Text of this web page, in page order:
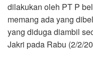
dilakukan oleh PT P
memang ada yang
yang diduga diambil
Jakri pada Rabu (2/2/